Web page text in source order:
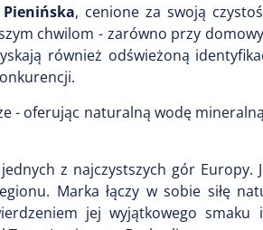
, cenione za swoją
chwilom - zarówno przy
również odświeżoną
- oferując naturalną wodę
z najczystszych gór Europy.
Marka łączy w sobie siłę
jej wyjątkowego smaku